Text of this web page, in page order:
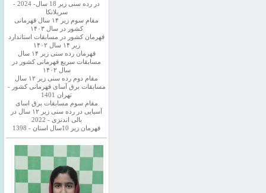
در رده سنی زیر 18 سال- 2024 -
سریلانکا
مقام سوم زیر ۱۴ سال قهرمانی
کشور در سال ۱۴۰۳
قهرمان کشور در مسابقات استاندارد
زیر ۱۴ سال ۱۴۰۲
قهرمان رده سنی زیر ۱۴ سال
مسابقات سریع قهرمانی کشور در
سال ۱۴۰۲
مقام دوم رده سنی زیر ۱۲ سال
مسابقات برق آسای قهرمانی کشور -
تهران 1401
مقام سوم مسابقات برق اسای
آسیایی در رده سنی زیر ۱۲ سال در
بالی اندنزی - 2022
قهرمان زیر 10سال استان - 1398